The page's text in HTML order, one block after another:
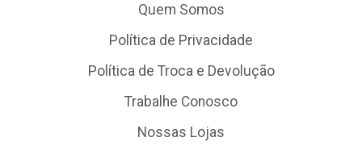
Quem Somos
Política de Privacidade
Política de Troca e Devolução
Trabalhe Conosco
Nossas Lojas